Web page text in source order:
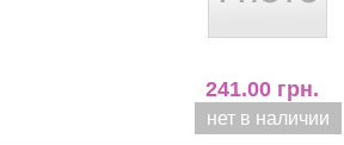
241.00 грн.
нет в наличии